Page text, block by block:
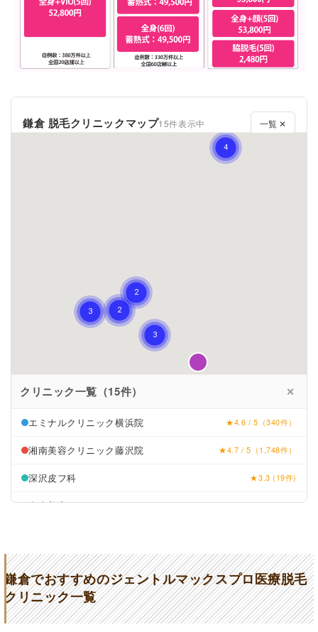
鎌倉 脱毛クリニックマップ15件表示中 一覧 ✕
クリニック一覧（15件） ✕
エミナルクリニック横浜院 ★4.6 / 5（340件）
湘南美容クリニック藤沢院 ★4.7 / 5（1,748件）
深沢皮フ科 ★3.3 (19件)
湘南美容クリニック ★4.7 (1901件)
鎌倉かまりんヒフクリニック ★3.2 (61件)
湘南鎌倉総合病院 ★3.1 (639件)
山本メディカルセンター ★3.3 (43件)
鎌倉でおすすめのジェントルマックスプロ医療脱毛
クリニック一覧